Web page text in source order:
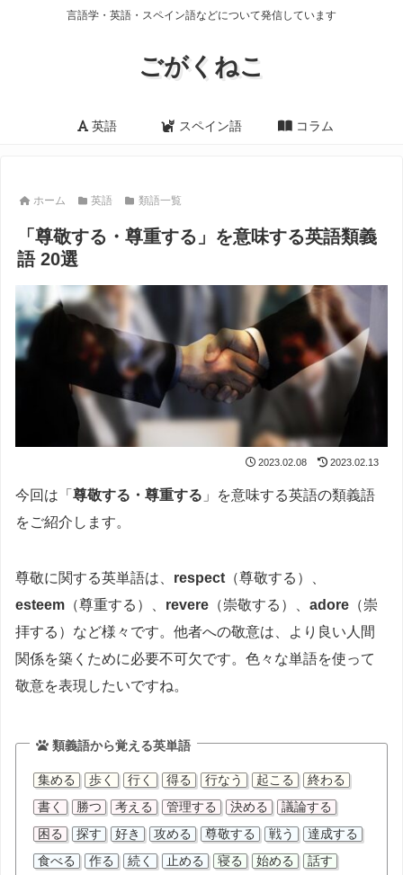
言語学・英語・スペイン語などについて発信しています
ごがくねこ
英語 スペイン語 コラム
ホーム 英語 類語一覧
「尊敬する・尊重する」を意味する英語類義
語 20選
2023.02.08 2023.02.13
今回は「 尊敬する・尊重する 」を意味する英語の類義語
をご紹介します。
尊敬に関する英単語は、 respect （尊敬する）、
esteem （尊重する）、 revere （崇敬する）、 adore （崇
拝する）など様々です。他者への敬意は、より良い人間
関係を築くために必要不可欠です。色々な単語を使って
敬意を表現したいですね。
類義語から覚える英単語
集める 歩く 行く 得る 行なう 起こる
終わる
書く
勝つ 考える 管理する 決める
議論する
困る
探す 好き 攻める 尊敬する 戦う
達成する
食べる
作る 続く 止める 寝る 始める
話す